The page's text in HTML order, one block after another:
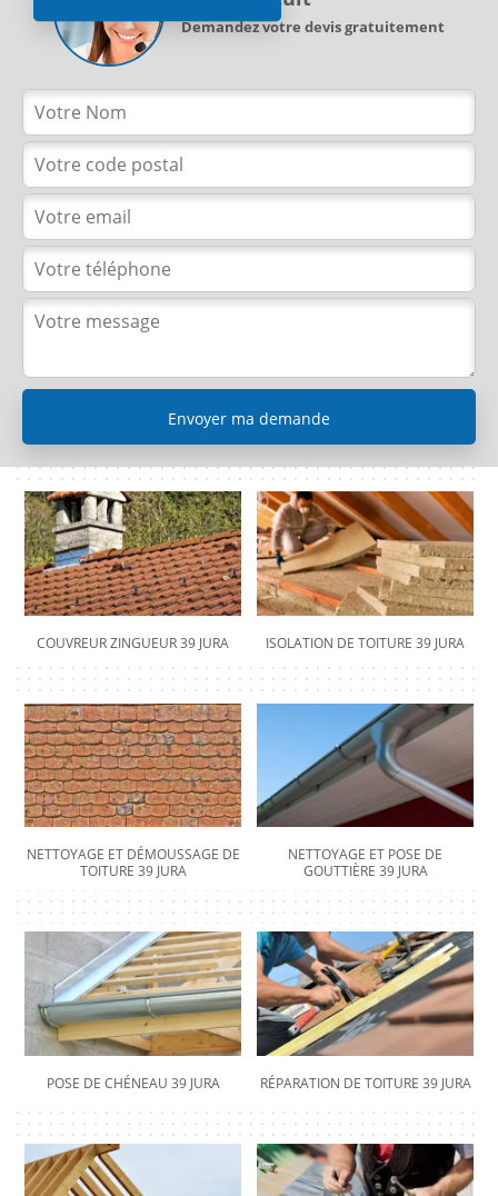
Demandez votre devis gratuitement
COUVREUR ZINGUEUR 39 JURA ISOLATION DE TOITURE 39 JURA
NETTOYAGE ET DÉMOUSSAGE DE
TOITURE 39 JURA
NETTOYAGE ET POSE DE
GOUTTIÈRE 39 JURA
POSE DE CHÉNEAU 39 JURA RÉPARATION DE TOITURE 39 JURA